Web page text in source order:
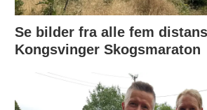
Se bilder fra alle fem
Kongsvinger Skogsmaraton